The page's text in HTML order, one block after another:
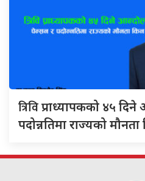
त्रिविप्राध्यापकको ४५
पदोन्नतिमा राज्यको